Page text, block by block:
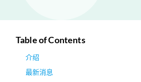
Table of Contents
介绍
最新消息